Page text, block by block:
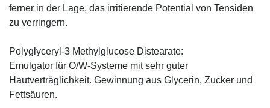
ferner in der Lage, das irritierende Potential von Tensiden
zu verringern.
Polyglyceryl-3 Methylglucose Distearate:
Emulgator für O/W-Systeme mit sehr guter
Hautverträglichkeit. Gewinnung aus Glycerin, Zucker und
Fettsäuren.